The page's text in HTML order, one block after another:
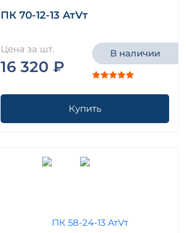
ПК 70-12-13 АтVт
Цена за шт.
16 320 ₽
В наличии
Купить